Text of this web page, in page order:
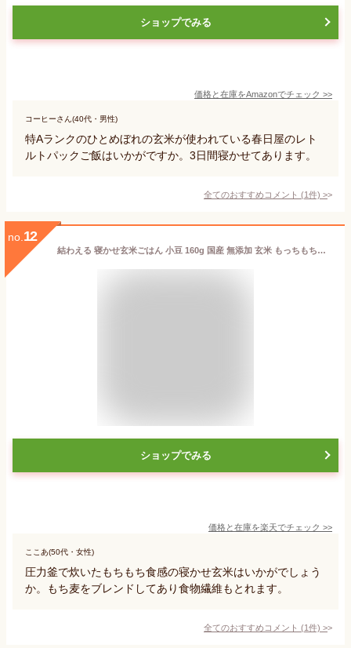
ショップでみる
価格と在庫をAmazonでチェック >>
コーヒーさん(40代・男性)
特Aランクのひとめぼれの玄米が使われている春日屋のレト
ルトパックご飯はいかがですか。3日間寝かせてあります。
全てのおすすめコメント (1件) >
no. 12
結わえる 寝かせ玄米ごはん 小豆 160g 国産 無添加 玄米 もっちもち食感 お米の甘み 玄米ごはんパック ごはんパック 寝かせ玄米 ご飯 玄米ごはん 玄米ご飯 小豆 レトルト
ショップでみる
価格と在庫を楽天でチェック >>
ここあ(50代・女性)
圧力釜で炊いたもちもち食感の寝かせ玄米はいかがでしょう
か。もち麦をブレンドしてあり食物繊維もとれます。
全てのおすすめコメント (1件) >